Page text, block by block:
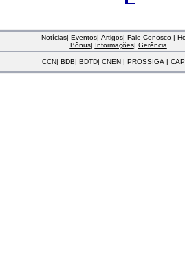
Notícias| Eventos| Artigos| Fale Conosco |
Bônus| Informações| Gerência
CCN| BDB| BDTD| CNEN | PROSSIGA |